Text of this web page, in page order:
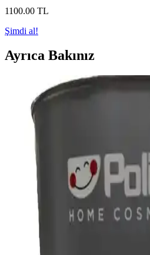
1100.00 TL
Şimdi al!
Ayrıca Bakınız
Satillo Karo Döşeme
Çözümleri ve Tasarım
Satillo karo döşeme kenarlarında
için ahşap geçiş şeridinin
öneriliyor. Renk uyumu, malzeme
planda tutuluyor.
Epoksi Nişan Hediyelikleri ve
Uygulamaları: Kalıcı ve
Epoksi nişan hediyelikleri, dayanıklı
tasarımlarla özel anları
özgün çözümler sunar.